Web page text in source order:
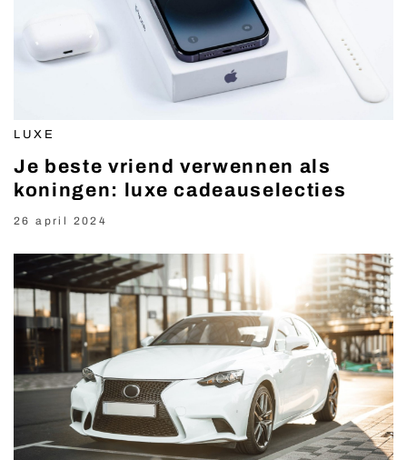
LUXE
Je beste vriend verwennen als
koningen: luxe cadeauselecties
26 april 2024